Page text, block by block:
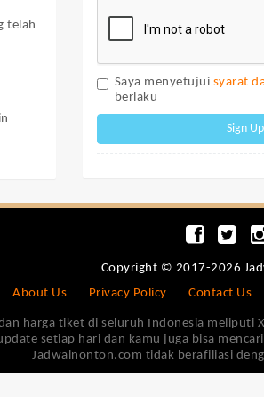
telah
Saya menyetujui syarat
berlaku
Sign Up
Copyright © 2017-2026
About Us
Privacy Policy Contact Us
harga tiket di seluruh Indonesia meliputi
setiap hari dan kamu juga bisa
Jadwalnonton.com tidak berafiliasi